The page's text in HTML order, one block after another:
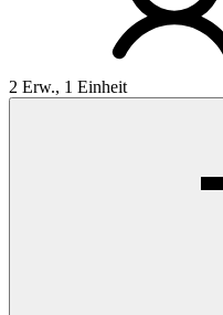
2 Erw., 1 Einheit